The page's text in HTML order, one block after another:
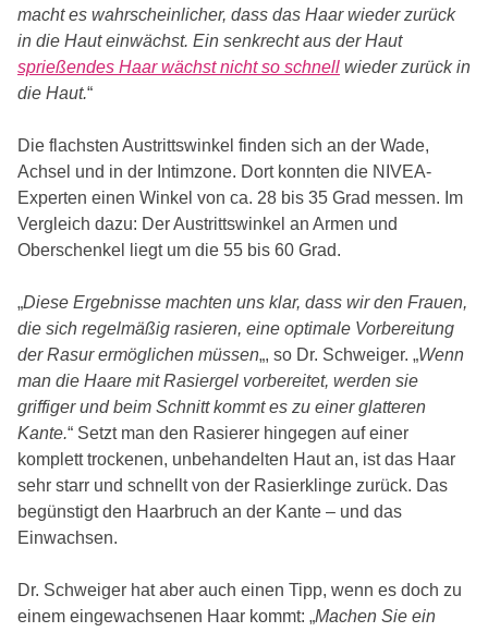
macht es wahrscheinlicher, dass das Haar wieder zurück
in die Haut einwächst. Ein senkrecht aus der Haut
sprießendes Haar wächst nicht so schnell wieder zurück in
die Haut.“
Die flachsten Austrittswinkel finden sich an der Wade,
Achsel und in der Intimzone. Dort konnten die NIVEA-
Experten einen Winkel von ca. 28 bis 35 Grad messen. Im
Vergleich dazu: Der Austrittswinkel an Armen und
Oberschenkel liegt um die 55 bis 60 Grad.
„Diese Ergebnisse machten uns klar, dass wir den Frauen,
die sich regelmäßig rasieren, eine optimale Vorbereitung
der Rasur ermöglichen müssen„, so Dr. Schweiger. „Wenn
man die Haare mit Rasiergel vorbereitet, werden sie
griffiger und beim Schnitt kommt es zu einer glatteren
Kante.“ Setzt man den Rasierer hingegen auf einer
komplett trockenen, unbehandelten Haut an, ist das Haar
sehr starr und schnellt von der Rasierklinge zurück. Das
begünstigt den Haarbruch an der Kante – und das
Einwachsen.
Dr. Schweiger hat aber auch einen Tipp, wenn es doch zu
einem eingewachsenen Haar kommt: „Machen Sie ein